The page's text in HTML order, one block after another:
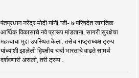
पंतप्रधान नरेंद्र मोदी यांनी 'जी- ७ परिषदेत जागतिक
आर्थिक विकासाचे नवे प्रारूप मांडताना, सागरी सुरक्षेचा
महत्त्वाचा मुद्दा उपस्थित केला. तसेच राष्ट्राध्यक्ष ट्रम्प
यांच्याशी झालेली द्विपक्षीय चर्चा भारताचे वाढते सामर्थ
दर्शवणारी असली, तरी ट्रम्प ..